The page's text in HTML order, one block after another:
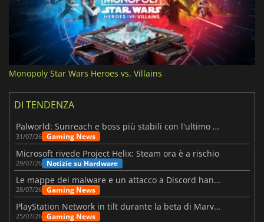
Monopoly Star Wars Heroes vs. Villains
DI TENDENZA
Palworld: Sunreach e boss più stabili con l'ultimo update
31/07/26 Gaming News
Microsoft rivede Project Helix: Steam ora è a rischio
29/07/26 Notizie su Hardware
Le mappe dei malware e un attacco a Discord hanno colpito Meccha Chameleon
28/07/26 Gaming News
PlayStation Network in tilt durante la beta di Marvel Tōkon
25/07/26 Gaming News